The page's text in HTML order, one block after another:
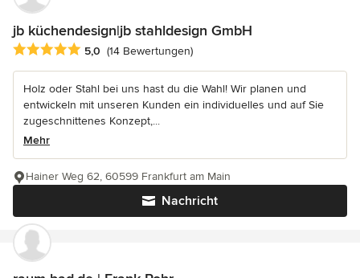
jb küchendesign|jb stahldesign GmbH
Durchschnittliche Bewertung: 5 von 5 Sternen
5,0 (14 Bewertungen)
Holz oder Stahl bei uns hast du die Wahl! Wir planen und
entwickeln mit unseren Kunden ein individuelles und auf Sie
zugeschnittenes Konzept,...
Mehr
Nachricht
Hainer Weg 62, 60599 Frankfurt am Main